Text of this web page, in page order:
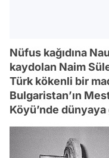
Nüfus kağıdına
kaydolan Naim
Türk kökenli bir
Bulgaristan’ın
Köyü’nde